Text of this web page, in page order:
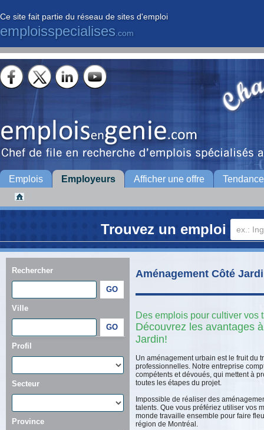
Ce site fait partie du réseau de sites d'emploi
emploisspecialises .com
Emplois Employeurs Afficher une offre
Trouvez un emploi
Rechercher
Ville
Profil
Secteur
Province
Aménagement Côté
Des emplois pour cultiver vos
Découvrez les avantages
Jardin!
Un aménagement urbain est le fruit du
professionnelles. Notre entreprise
compétents et dévoués, qui mettent à
toutes les étapes du projet.
Impossible de réaliser des
talents. Que vous préfériez utiliser vos
monde travaille ensemble pour faire
région de Montréal.